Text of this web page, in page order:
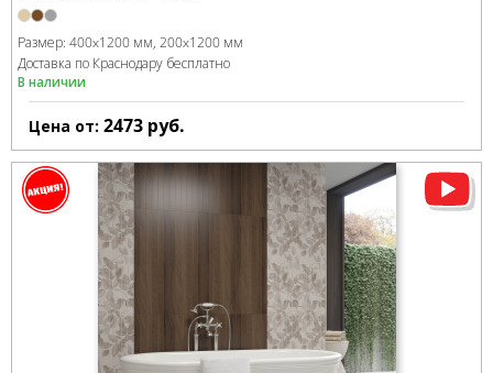
Размер: 400x1200 мм 200x1200 мм
Доставка по Краснодару бесплатно
В наличии
Цена от: 2473 руб.